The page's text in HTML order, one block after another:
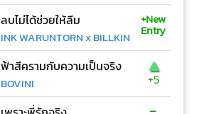
ลบไม่ได้ช่วยให้ลืม
INK WARUNTORN x BILLKIN
+New
Entry
ฟ้าสีครามกับความเป็นจริง
BOVINI
▲
+5